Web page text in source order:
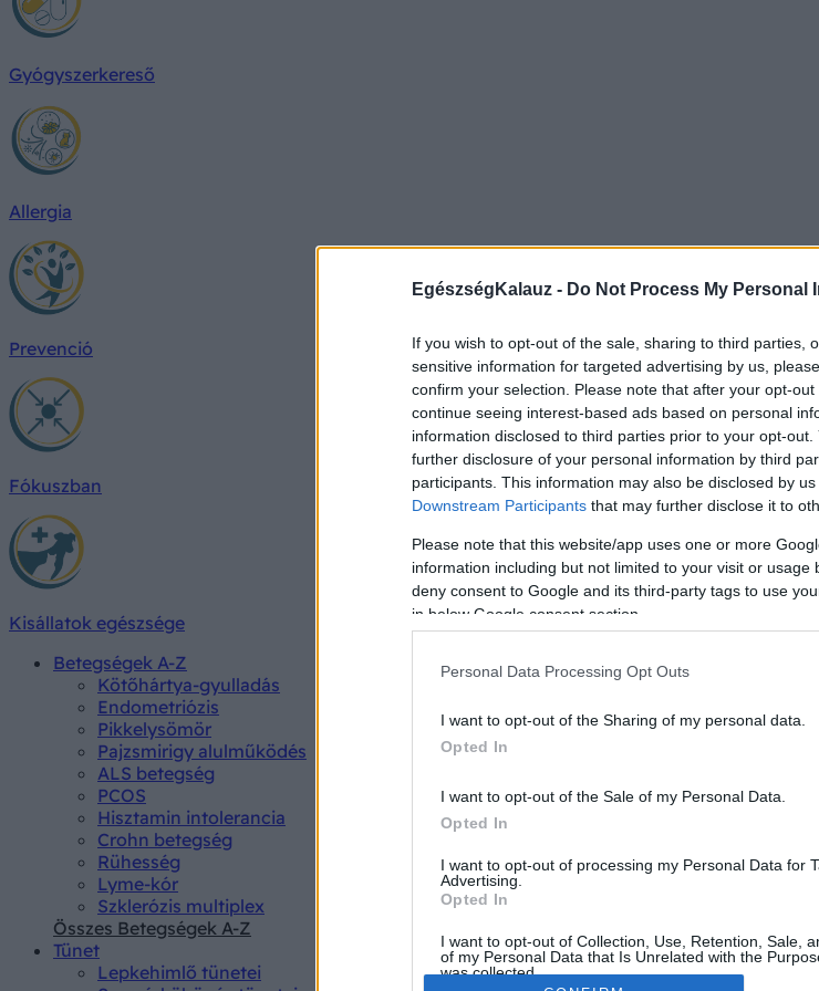
EgészségKalauz - Do Not Process My Personal
If you wish to opt-out of the sale, sharing to third parties,
sensitive information for targeted advertising by us,
confirm your selection. Please note that after your opt-
continue seeing interest-based ads based on personal
information disclosed to third parties prior to your opt-
further disclosure of your personal information by third
participants. This information may also be disclosed by
Downstream Participants that may further disclose it to
Please note that this website/app uses one or more
information including but not limited to your visit or usage
deny consent to Google and its third-party tags to use
in below Google consent section.
Personal Data Processing Opt Outs
I want to opt-out of the Sharing of my personal data.
Opted In
I want to opt-out of the Sale of my Personal Data.
Opted In
I want to opt-out of processing my Personal Data for
Advertising.
Opted In
I want to opt-out of Collection, Use, Retention, Sale,
of my Personal Data that Is Unrelated with the
was collected.
Gyógyszerkereső
Allergia
Prevenció
Fókuszban
Kisállatok egészsége
Betegségek A-Z
Kötőhártya-gyulladás
Endometriózis
Pikkelysömör
Pajzsmirigy alulműködés
ALS betegség
PCOS
Hisztamin intolerancia
Crohn betegség
Rühesség
Lyme-kór
Szklerózis multiplex
Összes Betegségek A-Z
Tünet
Lepkehimlő tünetei